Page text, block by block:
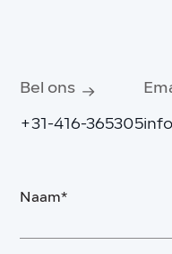
Bel ons
+31-416-365305
Naam*